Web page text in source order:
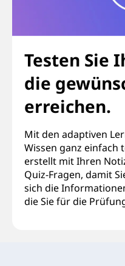
Testen Sie
die
erreichen.
Mit den adaptiven
Wissen ganz einfach
erstellt mit Ihren
Quiz-Fragen, damit
sich die
die Sie für die